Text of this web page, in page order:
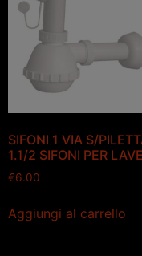
SIFONI 1 VIA S/
1.1/2 SIFONI PER
€6.00
Aggiungi al carrello